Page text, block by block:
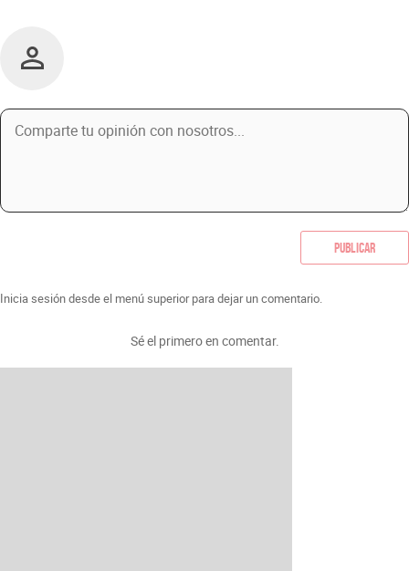
Publicar
Inicia sesión desde el menú superior para dejar un comentario.
Sé el primero en comentar.